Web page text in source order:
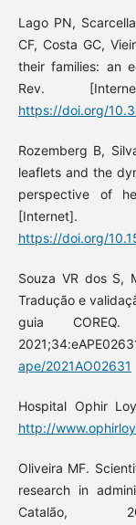
Lago PN,
CF, Costa GC,
their families: an
Rev.
https://doi.org/
Rozemberg B,
leaflets and the
perspective of
[Internet].
https://doi.org/
Souza VR dos S,
Tradução e
guia
ape/2021AO02631
Hospital Ophir
http://
Oliveira MF.
research in
Catalão,